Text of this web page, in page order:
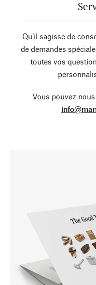
Qu’il sagisse de
de demandes
toutes vos
Vous pouvez